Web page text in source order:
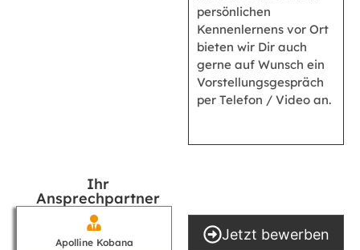
persönlichen
Kennenlernens vor Ort
bieten wir Dir auch
gerne auf Wunsch ein
Vorstellungsgespräch
per Telefon / Video an.
Ihr
Ansprechpartner
Apolline Kobana Jetzt bewerben